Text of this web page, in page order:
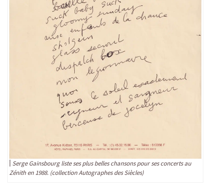
Serge Gainsbourg liste ses plus belles chansons pour ses concerts au
Zénith en 1988. (collection Autographes des Siècles)